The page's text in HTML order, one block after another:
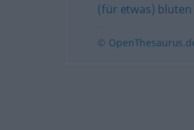
(für etwas) bluten
©